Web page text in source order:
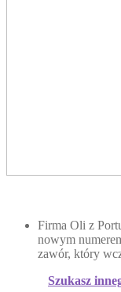
Firma Oli z
nowym
zawór, który
Szukasz